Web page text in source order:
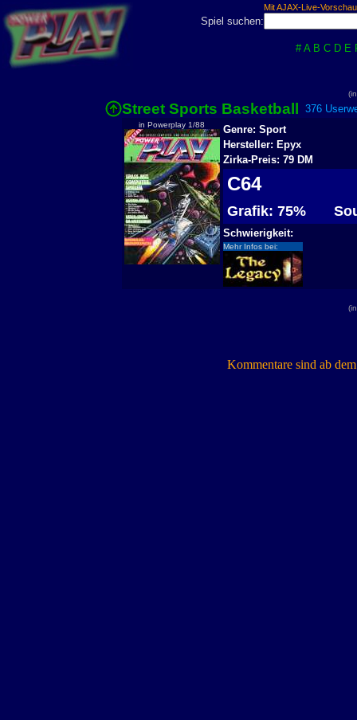
Mit AJAX-Live-
Spiel suchen:
# A B C D E
Street Sports Basketball 376
in Powerplay 1/88
Genre: Sport
Hersteller: Epyx
Zirka-Preis: 79 DM
C64
Grafik: 75%
Schwierigkeit:
Mehr Infos bei:
Kommentare sind ab